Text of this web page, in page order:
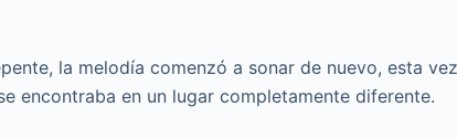
la melodía comenzó a sonar de nuevo, esta
encontraba en un lugar completamente diferente.